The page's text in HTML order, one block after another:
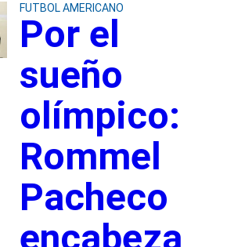
FUTBOL AMERICANO
Por el
sueño
olímpico:
Rommel
Pacheco
encabeza